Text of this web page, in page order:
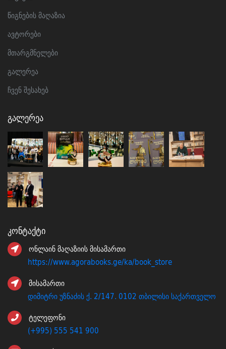
წიგნების მაღაზია
ავტორები
მთარგმნელები
გალერეა
ჩვენ შესახებ
Გალერეა
Კონტაქტი
ონლაინ მაღაზიის მისამართი
https://www.agorabooks.ge/ka/book_store
მისამართი
დიმიტრი უზნაძის ქ. 2/147. 0102 თბილისი საქართველო
ტელეფონი
(+995) 555 541 900